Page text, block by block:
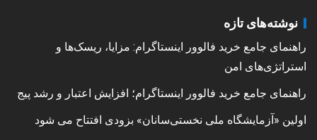
نوشته‌های تازه
راهنمای جامع خرید فالوور اینستاگرام: مزایا، ریسک‌ها و
استراتژی‌های امن
راهنمای جامع خرید فالوور اینستاگرام؛ افزایش اعتبار و رشد پیج
اولین «آزمایشگاه ملی نخستی‌سانان» بزودی افتتاح می شود